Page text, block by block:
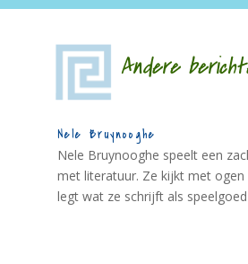
Andere
Nele Bruynooghe
Nele Bruynooghe speelt een
met literatuur. Ze kijkt met ogen
legt wat ze schrijft als speelgoed